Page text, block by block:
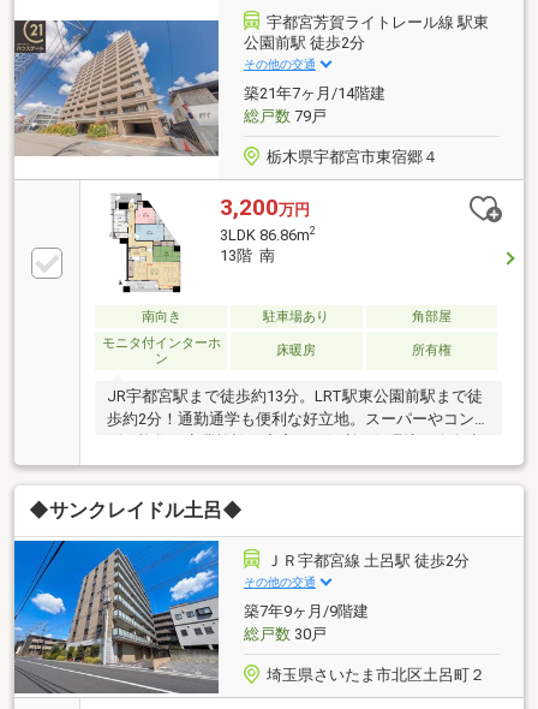
宇都宮芳賀ライトレール線 駅東
公園前駅 徒歩2分
その他の交通
築21年7ヶ月/14階建
総戸数79戸
栃木県宇都宮市東宿郷４
3,200万円
3LDK 86.86m2
13階 南
南向き 駐車場あり
角部屋
モニタ付インターホ
ン
床暖房 所有権
JR宇都宮駅まで徒歩約13分。LRT駅東公園前駅まで徒
歩約2分！通勤通学も便利な好立地。スーパーやコン
まで徒歩約10分と、お子様の登下校も安心できる距離
です。休日の運動やお散歩には、徒歩約2分の駅東公
園がおすすめ。眺望良好13階角部屋。南と東から二面
採光の明るいリビング・ダイニングは約17帖のゆとり
の広さ。1.25坪の広い浴室、床暖房やディスポーザー
など設備充実！≪ご内覧予約受付中≫ 実際に物件を
ご確認いただくことで、住んでみてからのイメージな
ど湧きやすくなります♪ ご内覧ご希望の方はご希望
の日時をお気軽にお申し付けください^^
◆サンクレイドル土呂◆
ＪＲ宇都宮線 土呂駅 徒歩2分
その他の交通
築7年9ヶ月/9階建
総戸数30戸
埼玉県さいたま市北区土呂町２